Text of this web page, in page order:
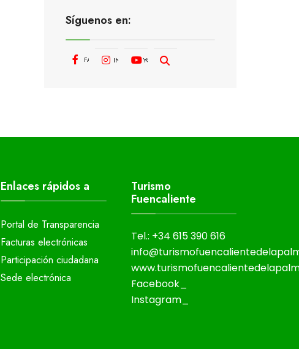
Síguenos en:
FACEBOOKINSTAGRAMYOUTUBE
Enlaces rápidos a
Portal de Transparencia
Facturas electrónicas
Participación ciudadana
Sede electrónica
Turismo
Fuencaliente
Tel.: +34 615 390 616
Facebook_
Instagram_